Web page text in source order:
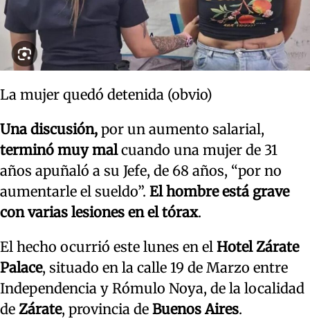
La mujer quedó detenida (obvio)
Una discusión, por un aumento salarial,
terminó muy malcuando una mujer de 31
años apuñaló a su Jefe, de 68 años, “por no
aumentarle el sueldo”. El hombre está grave
con varias lesiones en el tórax.
El hecho ocurrió este lunes en el Hotel Zárate
Palace, situado en la calle 19 de Marzo entre
Independencia y Rómulo Noya, de la localidad
de Zárate, provincia de Buenos Aires.